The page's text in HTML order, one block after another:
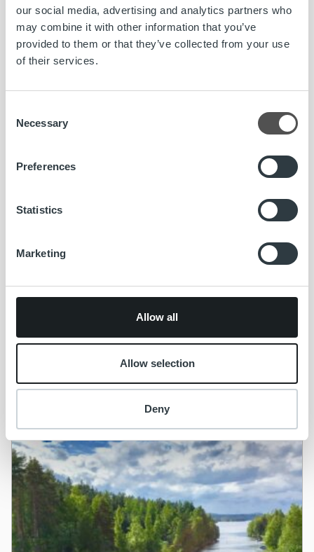
our social media, advertising and analytics partners who
may combine it with other information that you’ve
provided to them or that they’ve collected from your use
of their services.
Selection
Necessary
Preferences
Statistics
Marketing
Allow all
Allow selection
Deny
Uncategorized
Kiertokapula vastaa laskutusvolyymin
Lue lisää